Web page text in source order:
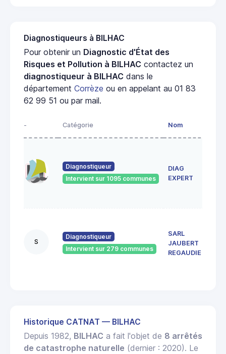
Diagnostiqueurs à BILHAC
Pour obtenir un Diagnostic d'État des
Risques et Pollution à BILHAC contactez un
diagnostiqueur à BILHAC dans le
département Corrèze ou en appelant au 01 83
62 99 51 ou par mail.
- Catégorie Nom
Diagnostiqueur
Intervient sur 1095 communes
DIAG
EXPERT
S
Diagnostiqueur
Intervient sur 279 communes
SARL
JAUBERT
REGAUDIE
Historique CATNAT — BILHAC
Depuis 1982, BILHAC a fait l'objet de 8 arrêtés
de catastrophe naturelle (dernier : 2020). Le